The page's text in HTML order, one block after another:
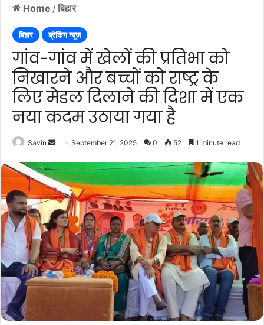
Home / बिहार
बिहार ब्रेकिंग न्यूज़
गांव-गांव में खेलों की प्रतिभा को
निखारने और बच्चों को राष्ट्र के
लिए मेडल दिलाने की दिशा में एक
नया कदम उठाया गया है
Savin
Send
email
September 21, 2025 0 52 1 minute read